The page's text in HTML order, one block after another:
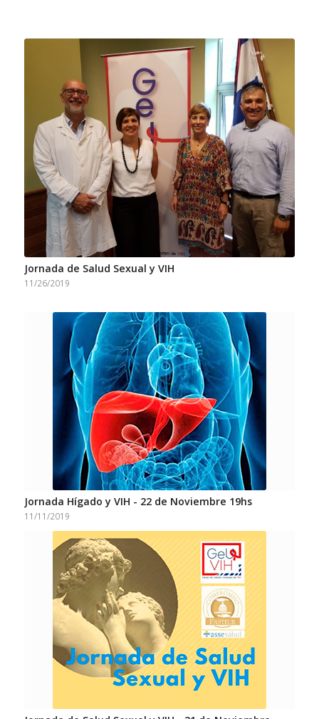
Jornada de Salud Sexual y VIH
11/26/2019
Jornada Hígado y VIH - 22 de Noviembre 19hs
11/11/2019